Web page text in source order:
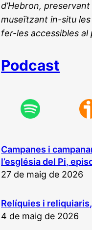
d’Hebron,
museïtzant in-situ
fer-les accessibles al
Podcast
Campanes i
l’església del Pi,
27 de maig de 2026
Relíquies i
4 de maig de 2026